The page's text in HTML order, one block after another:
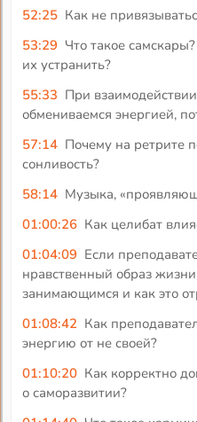
52:25 Как не
53:29 Что такое
их устранить?
55:33 При
обмениваемся энергией,
57:14 Почему на ретрите
сонливость?
58:14 Музыка,
01:00:26 Как целибат
01:04:09 Если
нравственный образ
занимающимся и как это
01:08:42 Как
энергию от не своей?
01:10:20 Как корректно
о саморазвитии?